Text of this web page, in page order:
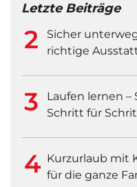
Letzte Beiträge
Sicher
richtige
Laufen lernen
Schritt für
Kurzurlaub mit
für die ganze